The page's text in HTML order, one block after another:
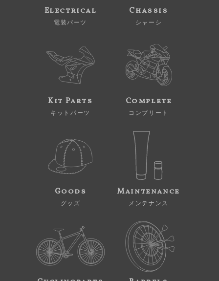
Electrical
電装パーツ
Chassis
シャーシ
Kit Parts
キットパーツ
Complete
コンプリート
Goods
グッズ
Maintenance
メンテナンス